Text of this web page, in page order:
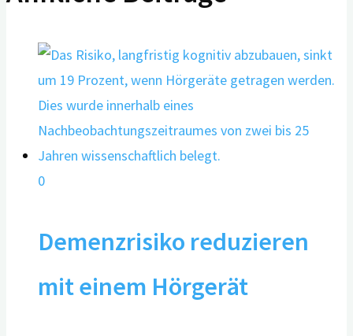
0
Demenzrisiko reduzieren
mit einem Hörgerät